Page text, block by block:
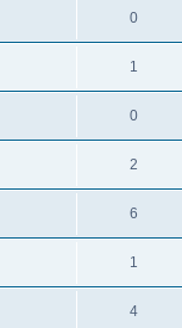
0
1
0
2
6
1
4